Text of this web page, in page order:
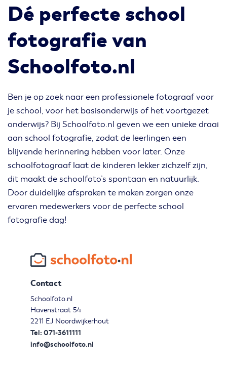
Dé perfecte school
fotografie van
Schoolfoto.nl
Ben je op zoek naar een professionele fotograaf voor
je school, voor het basisonderwijs of het voortgezet
onderwijs? Bij Schoolfoto.nl geven we een unieke draai
aan school fotografie, zodat de leerlingen een
blijvende herinnering hebben voor later. Onze
schoolfotograaf laat de kinderen lekker zichzelf zijn,
dit maakt de schoolfoto’s spontaan en natuurlijk.
Door duidelijke afspraken te maken zorgen onze
ervaren medewerkers voor de perfecte school
fotografie dag!
Contact
Schoolfoto.nl
Havenstraat 54
2211 EJ Noordwijkerhout
Tel: 071-3611111
info@schoolfoto.nl